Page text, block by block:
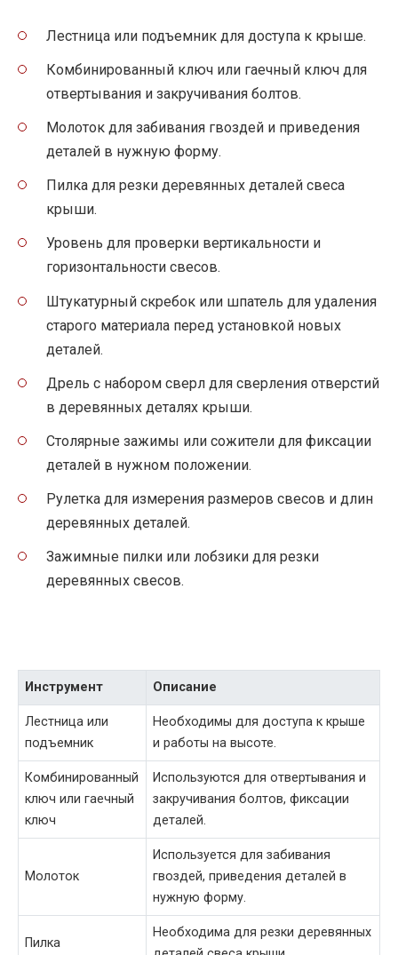
Лестница или подъемник для доступа к крыше.
Комбинированный ключ или гаечный ключ для
отвертывания и закручивания болтов.
Молоток для забивания гвоздей и приведения
деталей в нужную форму.
Пилка для резки деревянных деталей свеса
крыши.
Уровень для проверки вертикальности и
горизонтальности свесов.
Штукатурный скребок или шпатель для удаления
старого материала перед установкой новых
деталей.
Дрель с набором сверл для сверления отверстий
в деревянных деталях крыши.
Столярные зажимы или сожители для фиксации
деталей в нужном положении.
Рулетка для измерения размеров свесов и длин
деревянных деталей.
Зажимные пилки или лобзики для резки
деревянных свесов.
Инструмент Описание
Лестница или
подъемник
Необходимы для доступа к крыше
и работы на высоте.
Комбинированный
ключ или гаечный
ключ
Используются для отвертывания и
закручивания болтов, фиксации
деталей.
Молоток
Используется для забивания
гвоздей, приведения деталей в
нужную форму.
Пилка
Необходима для резки деревянных